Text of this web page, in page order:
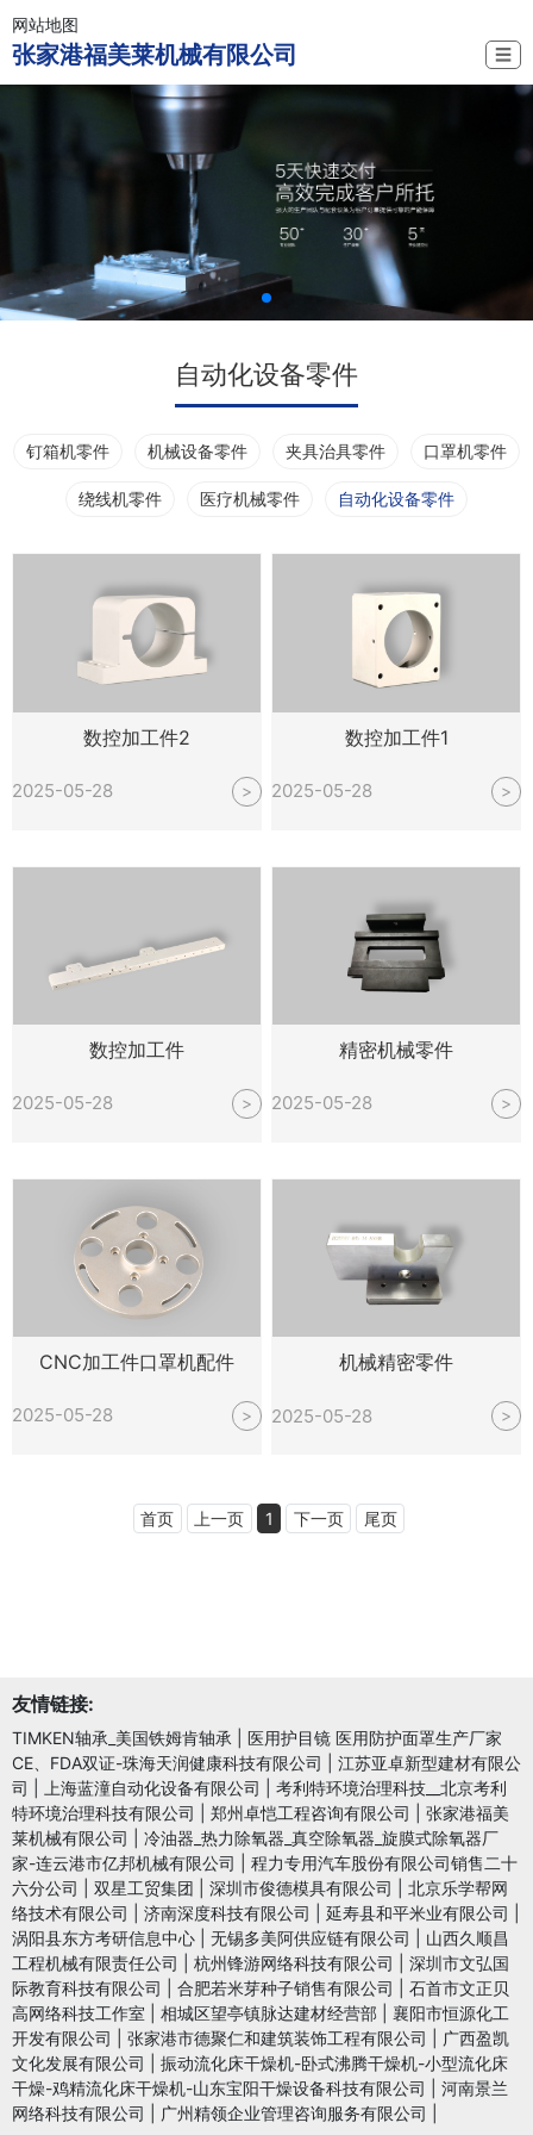
网站地图
张家港福美莱机械有限公司 ☰
自动化设备零件
钉箱机零件 机械设备零件 夹具治具零件 口罩机零件
绕线机零件 医疗机械零件 自动化设备零件
数控加工件2
2025-05-28 >
数控加工件1
2025-05-28 >
数控加工件
2025-05-28 >
精密机械零件
2025-05-28 >
CNC加工件口罩机配件
2025-05-28 >
机械精密零件
2025-05-28 >
首页 上一页 1 下一页 尾页
友情链接:
TIMKEN轴承_美国铁姆肯轴承
医用护目镜 医用防护面罩生产厂家
CE、FDA双证-珠海天润健康科技有限公司
江苏亚卓新型建材有限公
司
上海蓝潼自动化设备有限公司
考利特环境治理科技__北京考利
特环境治理科技有限公司
郑州卓恺工程咨询有限公司
张家港福美
莱机械有限公司
冷油器_热力除氧器_真空除氧器_旋膜式除氧器厂
家-连云港市亿邦机械有限公司
程力专用汽车股份有限公司销售二十
六分公司
双星工贸集团 深圳市俊德模具有限公司
北京乐学帮网
络技术有限公司
济南深度科技有限公司 延寿县和平米业有限公司
涡阳县东方考研信息中心
无锡多美阿供应链有限公司
山西久顺昌
工程机械有限责任公司
杭州锋游网络科技有限公司
深圳市文弘国
际教育科技有限公司
合肥若米芽种子销售有限公司
石首市文正贝
高网络科技工作室
相城区望亭镇脉达建材经营部
襄阳市恒源化工
开发有限公司
张家港市德聚仁和建筑装饰工程有限公司
广西盈凯
文化发展有限公司
振动流化床干燥机-卧式沸腾干燥机-小型流化床
干燥-鸡精流化床干燥机-山东宝阳干燥设备科技有限公司
河南景兰
网络科技有限公司
广州精领企业管理咨询服务有限公司